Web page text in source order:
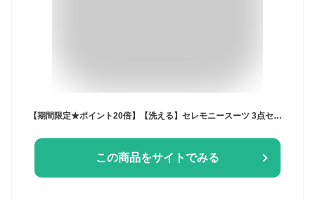
【期間限定★ポイント20倍】【洗える】セレモニースーツ 3点セット ジャケット ボウタイブラウス ワイドパンツスーツ ママスーツ フォーマルスーツ レディース ミセス 入学式 卒園卒業式 七五三 50代 40代 30代 親族 母親 服装 大きいサイズ 黒 紺 上品 即日発送 ギフト
この商品をサイトでみる